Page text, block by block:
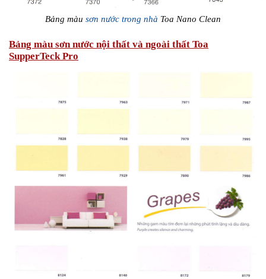
Bảng màu sơn nước trong nhà Toa Nano Clean
Bảng màu sơn nước nội thất và ngoài thất Toa
SupperTeck Pro